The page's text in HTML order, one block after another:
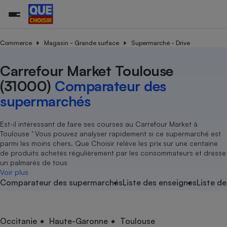
Commerce Magasin - Grande surface Supermarché - Drive
Carrefour Market Toulouse
(31000) Comparateur des
supermarchés
Est-il intéressant de faire ses courses au Carrefour Market à
Toulouse ’ Vous pouvez analyser rapidement si ce supermarché est
parmi les moins chers. Que Choisir relève les prix sur une centaine
de produits achetés régulièrement par les consommateurs et dresse
un palmarès de tous
Voir plus
Comparateur des supermarchésListe des enseignesListe
Occitanie Haute-Garonne Toulouse
Agriculture
Produit alimentaire
Achat - Vente - Location
Carburant
Magasin - Grande surface
Marketing - Fidélisation
Organismes de défense
Système judiciaire
Air
Eau
Achat - Vente - Travaux
Location
Sport
Vacances - Tourisme
électrique
Démarche administrative
Senior
Service marchand
Train
Transport aérien
Toutes les actualités
Enquêtes
Guides d'achat
Conseils
Brèves
Tous les services
Soumettre un litige
Lettres types
Rencontrer une association locale
Tous nos combats
Nos actions
Nos grandes victoires
Les billets de la présidente
Nos associations locales
Nous rejoindre
En savoir plus sur Que Choisir Ensemble
?
L’association
Nos missions
Notre méthodologie
Notre financement
Nos partenaires
Nous rejoindre